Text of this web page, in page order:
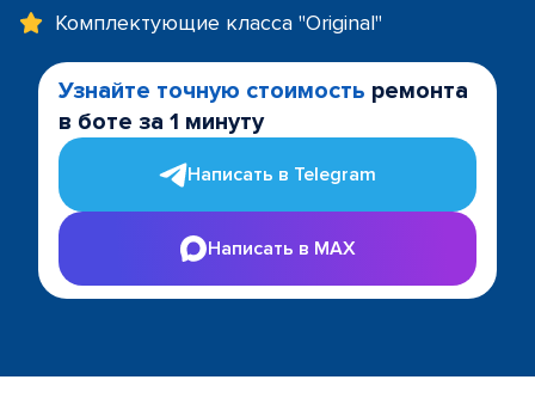
Комплектующие класса "Original"
Узнайте точную стоимость ремонта
в боте за 1 минуту
Написать в Telegram
Написать в MAX